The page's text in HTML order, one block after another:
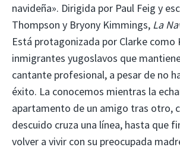
navideña». Dirigida por Paul Feig y
Thompson y Bryony Kimmings, La
Está protagonizada por Clarke como
inmigrantes yugoslavos que
cantante profesional, a pesar de no
éxito. La conocemos mientras la
apartamento de un amigo tras otro,
descuido cruza una línea, hasta que
volver a vivir con su preocupada